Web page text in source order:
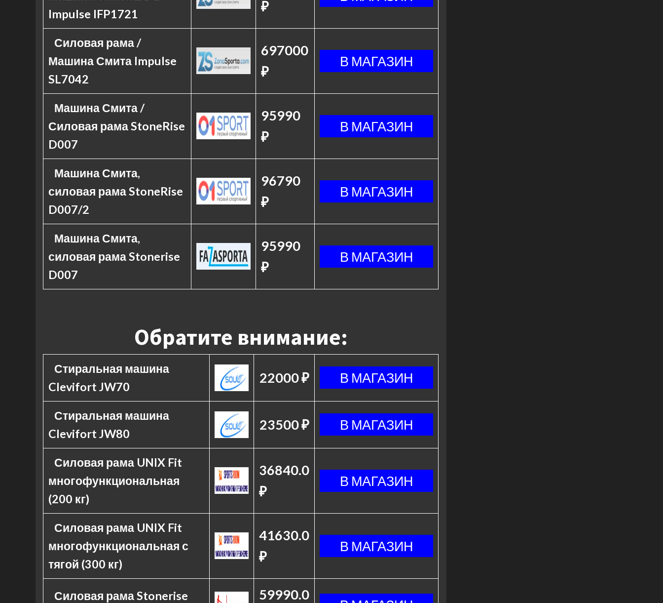
Impulse IFP1721
₽
Силовая рама /
Машина Смита Impulse
SL7042
697000
₽
Машина Смита /
Силовая рама StoneRise
D007
95990
₽
Машина Смита,
силовая рама StoneRise
D007/2
96790
₽
Машина Смита,
силовая рама Stonerise
D007
95990
₽
Обратите внимание:
Стиральная машина
Clevifort JW70
22000 ₽
Стиральная машина
Clevifort JW80
23500 ₽
Силовая рама UNIX Fit
многофункциональная
(200 кг)
36840.0
₽
Силовая рама UNIX Fit
многофункциональная с
тягой (300 кг)
41630.0
₽
Силовая рама Stonerise
59990.0